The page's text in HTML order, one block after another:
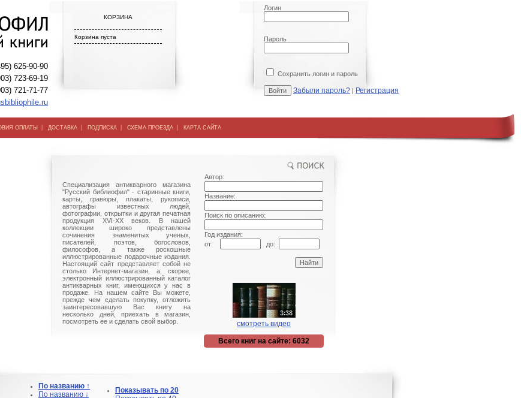
625-90-90
723-69-19
721-71-77
КОРЗИНА
Корзина пуста
Логин
Пароль
Сохранить логин и пароль
Забыли пароль? | Регистрация
ОПЛАТЫ | ДОСТАВКА | ПОДПИСКА | СХЕМА ПРОЕЗДА | КАРТА САЙТА
Специализация антикварного магазина
"Русский библиофил" - старинные книги,
карты, гравюры, плакаты, рукописи,
автографы известных людей,
фотографии, открытки и другая печатная
продукция XVI-XX веков. В нашей
коллекции широко представлены
сочинения знаменитых ученых,
писателей, поэтов, богословов,
философов, а также роскошные
иллюстрированные подарочные издания.
Настоящий сайт представляет собой не
столько Интернет-магазин, а, скорее,
электронный иллюстрированный каталог
антикварных книг, имеющихся у нас в
продаже. На нашем сайте Вы можете,
прежде чем сделать покупку, отложить
заинтересовавшую Вас книгу на
несколько дней, приехать в магазин,
посмотреть ее и сделать свой выбор.
Автор:
Название:
Поиск по описанию:
Год издания:
от:
до:
смотреть видео
Всего книг на сайте: 6032
По названию ↑
По названию ↓
Показывать по 20